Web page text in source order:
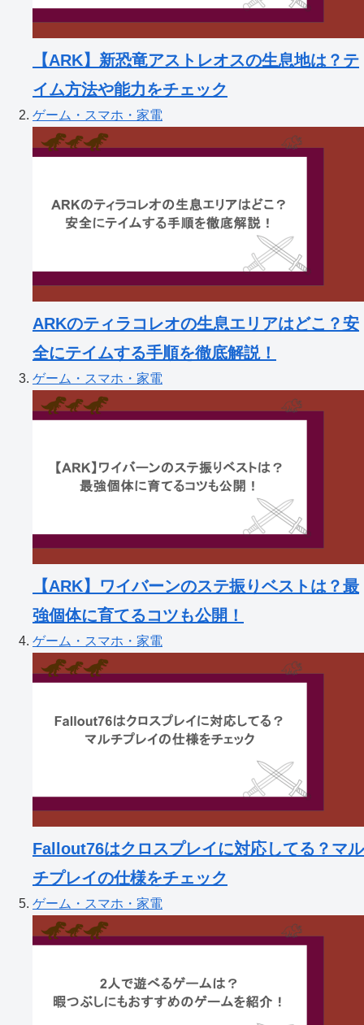
【ARK】新恐竜アストレオスの生息地は？テ
イム方法や能力をチェック
ゲーム・スマホ・家電
ARKのティラコレオの生息エリアはどこ？安
全にテイムする手順を徹底解説！
ゲーム・スマホ・家電
【ARK】ワイバーンのステ振りベストは？最
強個体に育てるコツも公開！
ゲーム・スマホ・家電
Fallout76はクロスプレイに対応してる？マル
チプレイの仕様をチェック
ゲーム・スマホ・家電